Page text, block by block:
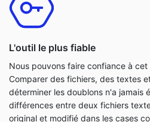
L'outil le plus fiable
Nous pouvons faire confiance à
Comparer des fichiers, des textes
déterminer les doublons n'a jamais
différences entre deux fichiers
original et modifié dans les cases